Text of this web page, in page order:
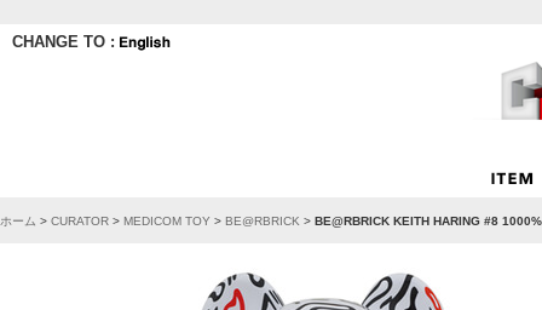
CHANGE TO :
ホーム > CURATOR > MEDICOM TOY > BE@RBRICK > BE@RBRICK KEITH HARING #8 1000%